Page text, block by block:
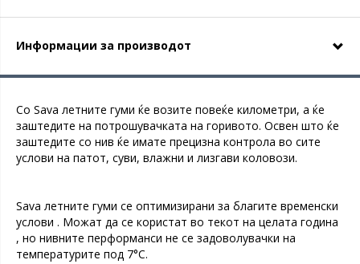
Информации за производот
Со Sava летните гуми ќе возите повеќе километри, а ќе
заштедите на потрошувачката на горивото. Освен што ќе
заштедите со нив ќе имате прецизна контрола во сите
услови на патот, суви, влажни и лизгави коловози.
Sava летните гуми се оптимизирани за благите временски
услови . Можат да се користат во текот на целата година
, но нивните перформанси не се задоволувачки на
температурите под 7°C.